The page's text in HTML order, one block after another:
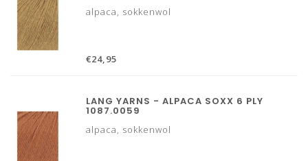
alpaca, sokkenwol
€24,95
LANG YARNS - ALPACA SOXX 6 PLY
1087.0059
alpaca, sokkenwol